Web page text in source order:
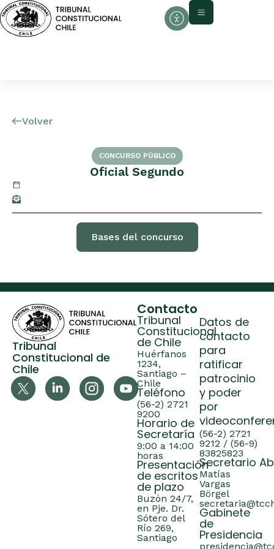
Volver
CONCURSO PÚBLICO
Oficial Segundo
Bases del concurso
Tribunal
Constitucional de
Chile
Contacto
Tribunal
Constitucional
de Chile
Huérfanos
1234,
Santiago –
Chile
Teléfono
(56-2) 2721
9200
Horario de
Secretaría
9:00 a 14:00
horas
Presentación
de escritos
de plazo
Buzón 24/7,
en Pje. Dr.
Sótero del
Río 269,
Santiago
Datos de
contacto
para
ratificar
patrocinio
y poder
por
(56-2) 2721
9212 / (56-9)
83825823
Secretario
Matías
Vargas
Börgel
Gabinete
de
Presidencia